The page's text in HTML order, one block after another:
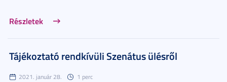
Részletek
Tájékoztató rendkívüli Szenátus ülésről
2021. január 28. 1 perc